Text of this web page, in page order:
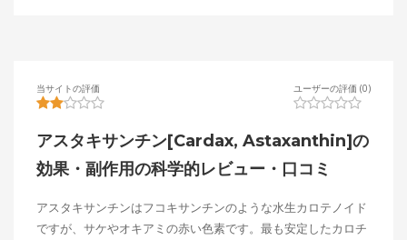
当サイトの評価 ユーザーの評価 (0)
アスタキサンチン[Cardax, Astaxanthin]の
効果・副作用の科学的レビュー・口コミ
アスタキサンチンはフコキサンチンのような水生カロテノイド
ですが、サケやオキアミの赤い色素です。最も安定したカロチ